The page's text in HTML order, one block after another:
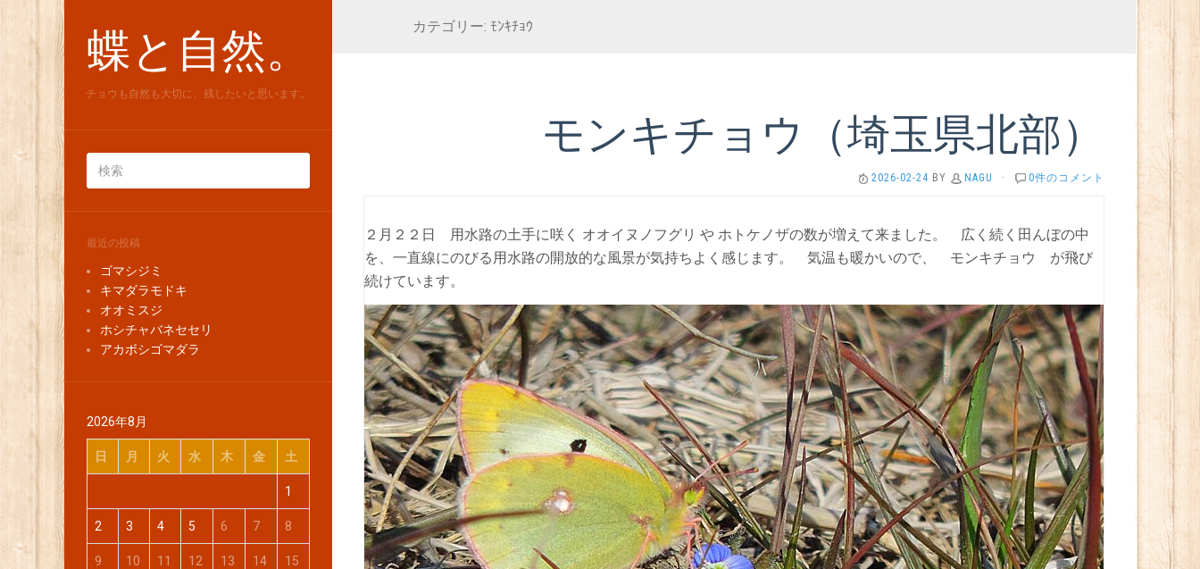
蝶と自然。
チョウも自然も大切に、残したいと思います。
最近の投稿
ゴマシジミ
キマダラモドキ
オオミスジ
ホシチャバネセセリ
アカボシゴマダラ
2026年8月
日 月 火 水 木 金 土
1
2 3 4 5 6 7 8
9 10 11 12 13 14 15
カテゴリー: ﾓﾝｷﾁｮｳ
モンキチョウ（埼玉県北部）
2026-02-24 BY NAGU · 0件のコメント
２月２２日 用水路の土手に咲く オオイヌノフグリ や ホトケノザの数が増えて来ました。 広く続く田んぼの中
を、一直線にのびる用水路の開放的な風景が気持ちよく感じます。 気温も暖かいので、 モンキチョウ が飛び
続けています。